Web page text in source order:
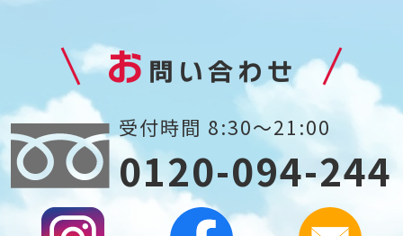
お 問い合わせ
受付時間 8:30～21:00
0120-094-244